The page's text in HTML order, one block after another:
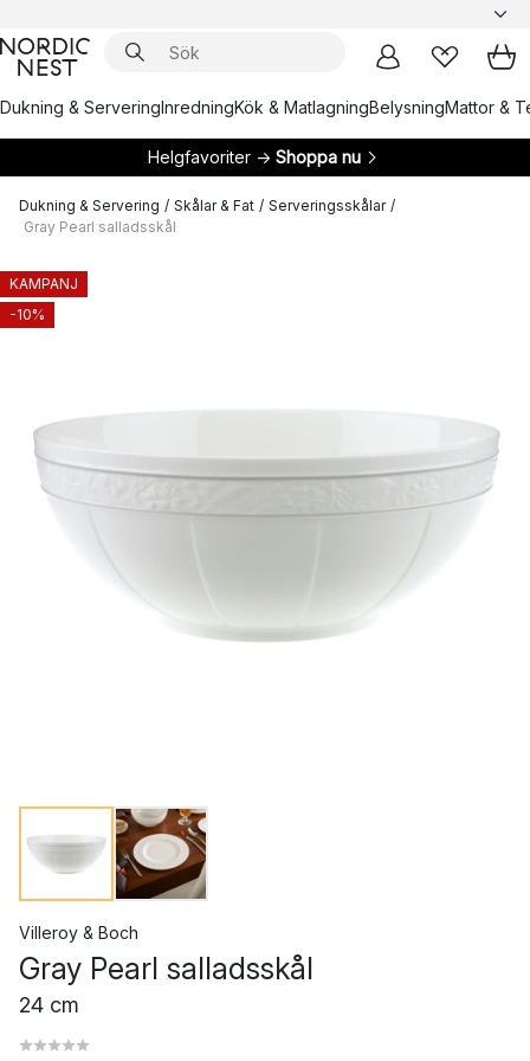
Dukning & ServeringInredningKök & MatlagningBelysningMattor &
Helgfavoriter → Shoppa nu
Dukning & Servering / Skålar & Fat / Serveringsskålar /
Gray Pearl salladsskål
KAMPANJ
-10%
Villeroy & Boch
Gray Pearl salladsskål
24 cm